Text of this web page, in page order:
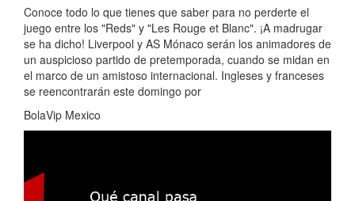
Conoce todo lo que tienes que saber para no perderte el
juego entre los "Reds" y "Les Rouge et Blanc". ¡A madrugar
se ha dicho! Liverpool y AS Mónaco serán los animadores de
un auspicioso partido de pretemporada, cuando se midan en
el marco de un amistoso internacional. Ingleses y franceses
se reencontrarán este domingo por
BolaVip Mexico